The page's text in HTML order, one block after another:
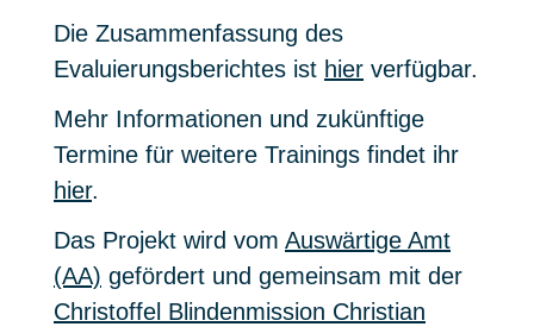
Die Zusammenfassung des
Evaluierungsberichtes ist hier verfügbar.
Mehr Informationen und zukünftige
Termine für weitere Trainings findet ihr
hier.
Das Projekt wird vom Auswärtige Amt
(AA) gefördert und gemeinsam mit der
Christoffel Blindenmission Christian